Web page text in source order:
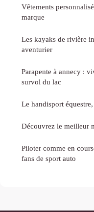
Vêtements
marque
Les kayaks de rivière
aventurier
Parapente à annecy :
survol du lac
Le handisport
Découvrez le meilleur
Piloter comme en
fans de sport auto